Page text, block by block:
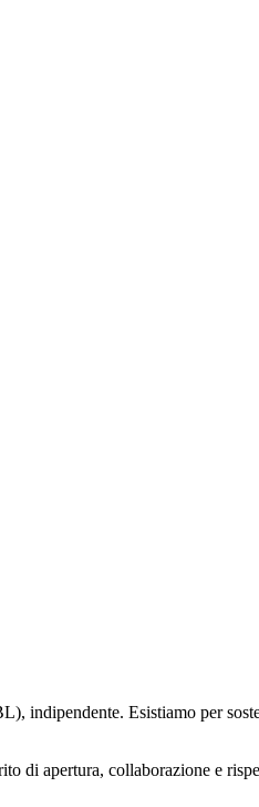
indipendente. Esistiamo per
di apertura, collaborazione e